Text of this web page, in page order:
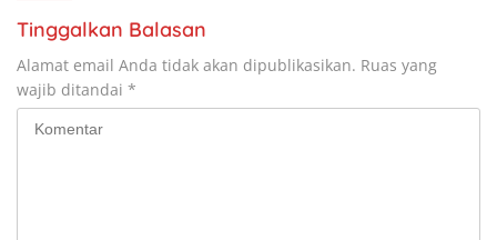
Tinggalkan Balasan
Alamat email Anda tidak akan dipublikasikan. Ruas yang
wajib ditandai *